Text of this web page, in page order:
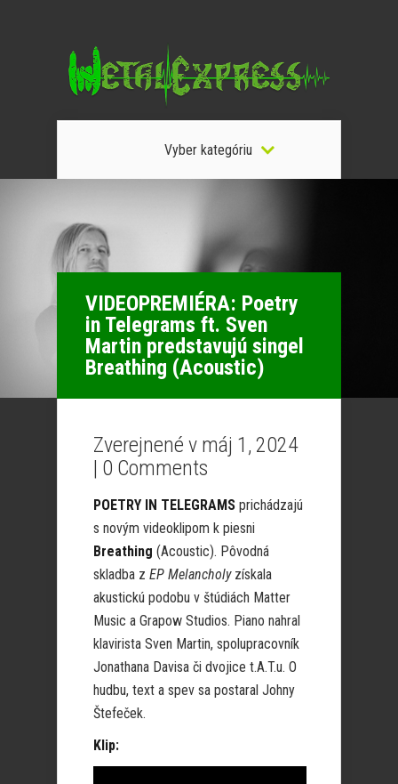
Vyber kategóriu
VIDEOPREMIÉRA: Poetry
in Telegrams ft. Sven
Martin predstavujú singel
Breathing (Acoustic)
Zverejnené v máj 1, 2024
| 0 Comments
POETRY IN TELEGRAMS prichádzajú
s novým videoklipom k piesni
Breathing (Acoustic). Pôvodná
skladba z EP Melancholyzískala
akustickú podobu v štúdiách Matter
Music a Grapow Studios. Piano nahral
klavirista Sven Martin, spolupracovník
Jonathana Davisa či dvojice t.A.T.u. O
hudbu, text a spev sa postaral Johny
Štefeček.
Klip: